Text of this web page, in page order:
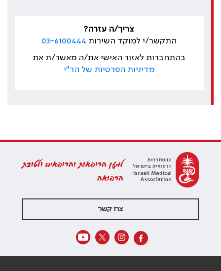
צריך/ה עזרה?
התקשר/י למוקד השירות 03-6100444
בהתחברות לאזור האישי את/ה מאשר/ת את
מדיניות הפרטיות של הר"י
למען הרופאות והרופאים ולטובת
הרפואה
צרו קשר